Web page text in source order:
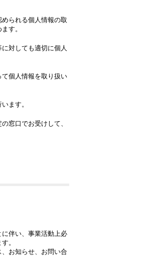
られる個人情報の取
す。
対しても適切に個人
個人情報を取り扱い
ます。
窓口でお受けして、
伴い、事業活動上必
。
お知らせ、お問い合